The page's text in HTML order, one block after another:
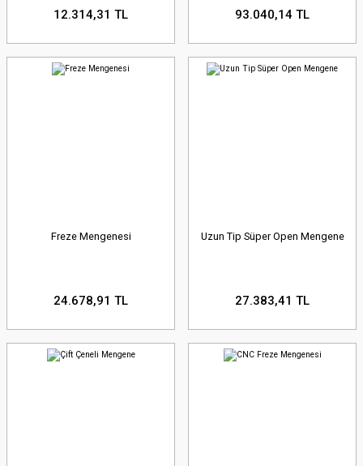
12.314,31 TL 93.040,14 TL
Freze Mengenesi
24.678,91 TL
Uzun Tip Süper Open Mengene
27.383,41 TL